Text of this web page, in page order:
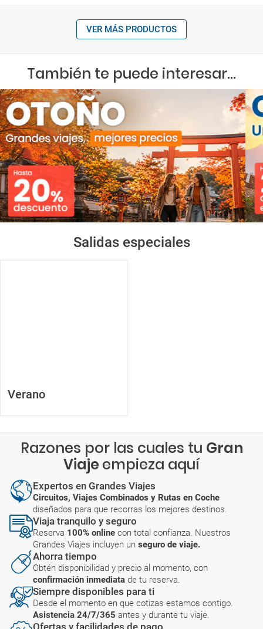
VER MÁS PRODUCTOS
También te puede interesar...
Salidas especiales
Verano
Razones por las cuales tu Gran
Viaje empieza aquí
Expertos en Grandes Viajes
Circuitos, Viajes Combinados y Rutas en Coche
diseñados para que recorras los mejores destinos.
Viaja tranquilo y seguro
Reserva 100% online con total confianza. Nuestros
Grandes Viajes incluyen un seguro de viaje.
Ahorra tiempo
Obtén disponibilidad y precio al momento, con
confirmación inmediata de tu reserva.
Siempre disponibles para ti
Desde el momento en que cotizas estamos contigo.
Asistencia 24/7/365 antes y durante tu viaje.
Ofertas y facilidades de pago